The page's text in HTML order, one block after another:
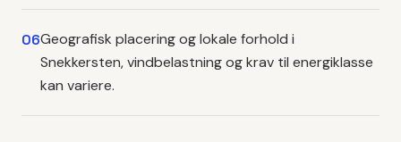
06Geografisk placering og lokale forhold i
Snekkersten, vindbelastning og krav til energiklasse
kan variere.